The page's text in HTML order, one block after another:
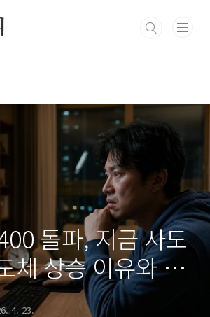
돌파, 지금 사도
체 상승 이유와 대
4. 23.